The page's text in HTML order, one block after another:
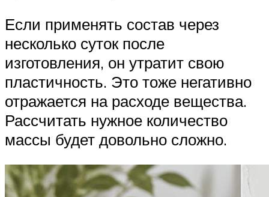
Если применять состав через
несколько суток после
изготовления, он утратит свою
пластичность. Это тоже негативно
отражается на расходе вещества.
Рассчитать нужное количество
массы будет довольно сложно.